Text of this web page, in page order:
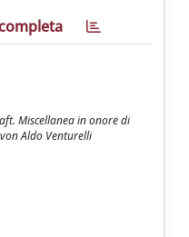
Miscellanea in onore di
Aldo Venturelli